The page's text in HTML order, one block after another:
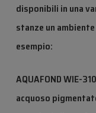
disponibili in una
stanze un
esempio:
AQUAFOND WIE-
acquoso